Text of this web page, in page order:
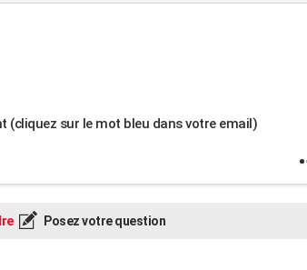
(cliquez sur le mot bleu dans votre email)
Posez votre question